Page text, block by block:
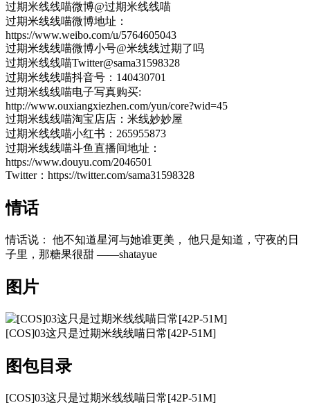
过期米线线喵微博@过期米线线喵
过期米线线喵微博地址：
https://www.weibo.com/u/5764605043
过期米线线喵微博小号@米线线过期了吗
过期米线线喵Twitter@sama31598328
过期米线线喵抖音号：140430701
过期米线线喵电子写真购买:
http://www.ouxiangxiezhen.com/yun/core?wid=45
过期米线线喵淘宝店店：米线妙妙屋
过期米线线喵小红书：265955873
过期米线线喵斗鱼直播间地址：
https://www.douyu.com/2046501
Twitter：https://twitter.com/sama31598328
情话
情话说： 他不知道星河与她谁更美， 他只是知道，守夜的日
子里，那糖果很甜 ——shatayue
图片
[COS]03这只是过期米线线喵日常[42P-51M]
图包目录
[COS]03这只是过期米线线喵日常[42P-51M]